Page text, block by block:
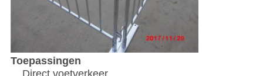
Toepassingen
Direct voetverkeer